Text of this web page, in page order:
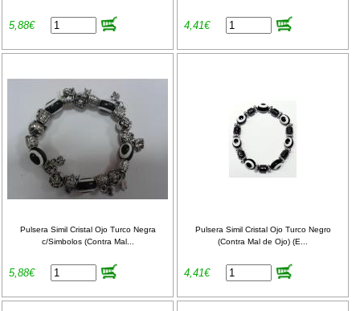
5,88€ 4,41€
Pulsera Simil Cristal Ojo Turco Negra
c/Simbolos (Contra Mal...
5,88€
Pulsera Simil Cristal Ojo Turco Negro
(Contra Mal de Ojo) (E...
4,41€